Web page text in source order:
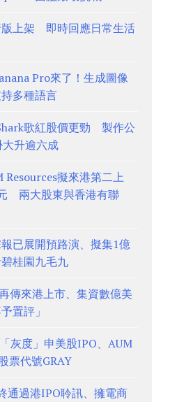
版上架 即時回應日常生活
Pro來了！生成圖像
多種語言
歌紅股價更勁 製作公
升逾六成
Resources擬來港第二上
兩大股東與香港有聯
報已展開預路演、擬集1億
桂園九毛九
傳來港上市、集資數億美
置評」
灰度」申美股IPO、AUM
代號GRAY
通過港IPO聆訊、擁電商